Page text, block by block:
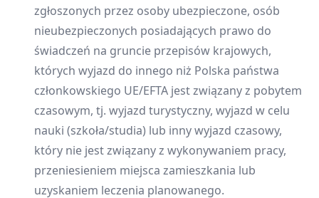
zgłoszonych przez osoby ubezpieczone, osób
nieubezpieczonych posiadających prawo do
świadczeń na gruncie przepisów krajowych,
których wyjazd do innego niż Polska państwa
członkowskiego UE/EFTA jest związany z pobytem
czasowym, tj. wyjazd turystyczny, wyjazd w celu
nauki (szkoła/studia) lub inny wyjazd czasowy,
który nie jest związany z wykonywaniem pracy,
przeniesieniem miejsca zamieszkania lub
uzyskaniem leczenia planowanego.